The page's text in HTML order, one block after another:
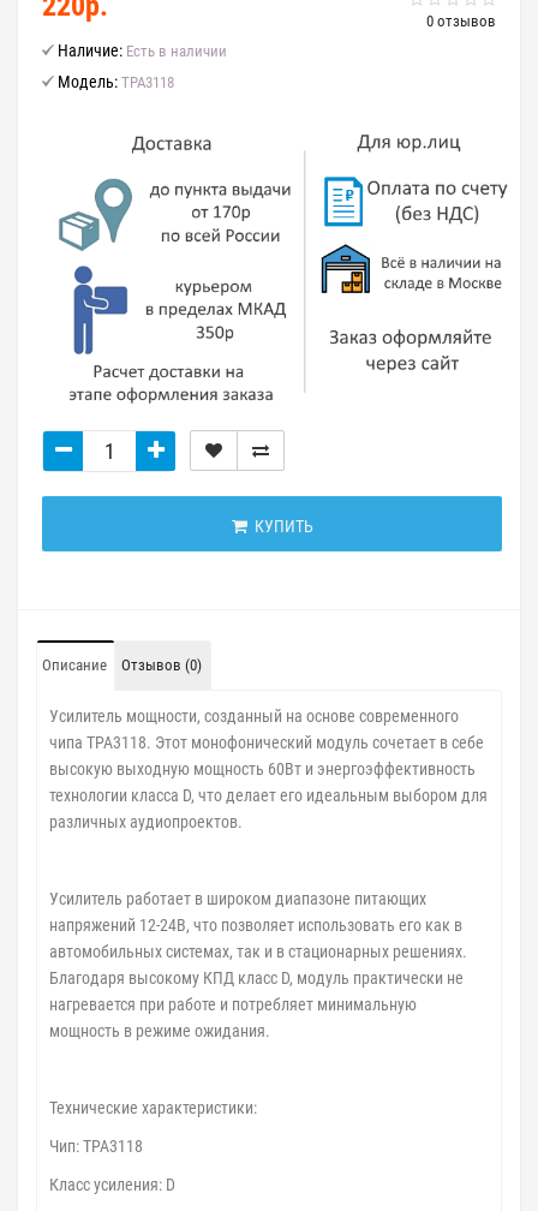
0 отзывов
Наличие: Есть в наличии
Модель: TPA3118
КУПИТЬ
Описание Отзывов (0)
Усилитель мощности, созданный на основе современного
чипа TPA3118. Этот монофонический модуль сочетает в себе
высокую выходную мощность 60Вт и энергоэффективность
технологии класса D, что делает его идеальным выбором для
различных аудиопроектов.
Усилитель работает в широком диапазоне питающих
напряжений 12-24В, что позволяет использовать его как в
автомобильных системах, так и в стационарных решениях.
Благодаря высокому КПД класс D, модуль практически не
нагревается при работе и потребляет минимальную
мощность в режиме ожидания.
Технические характеристики:
Чип: TPA3118
Класс усиления: D